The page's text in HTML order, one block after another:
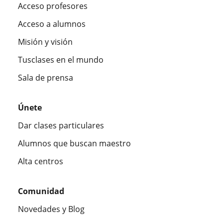
Acceso profesores
Acceso a alumnos
Misión y visión
Tusclases en el mundo
Sala de prensa
Únete
Dar clases particulares
Alumnos que buscan maestro
Alta centros
Comunidad
Novedades y Blog